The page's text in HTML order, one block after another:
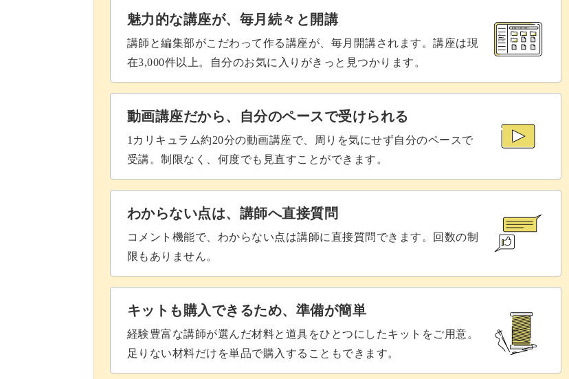
できれいに縫えるようになります♪
好きな生地との組み合わせで、ドールのコーディネートの幅も広がります！
ドール用の本格的なスカート作りの要素をぎゅっと詰め込んだこの講座。
お気に入りのドールにぴったりな一着をぜひ作ってみてくださいね！
魅力的な講座が、毎月続々と開講
講師と編集部がこだわって作る講座が、毎月開講されます。講座は現
在3,000件以上。自分のお気に入りがきっと見つかります。
動画講座だから、自分のペースで受けられる
1カリキュラム約20分の動画講座で、周りを気にせず自分のペースで
受講。制限なく、何度でも見直すことができます。
わからない点は、講師へ直接質問
コメント機能で、わからない点は講師に直接質問できます。回数の制
限もありません。
キットも購入できるため、準備が簡単
経験豊富な講師が選んだ材料と道具をひとつにしたキットをご用意。
足りない材料だけを単品で購入することもできます。